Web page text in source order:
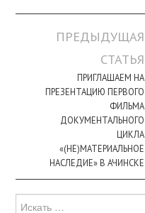
Навигация
ПРЕДЫДУЩАЯ
СТАТЬЯ
ПРИГЛАШАЕМ НА
ПРЕЗЕНТАЦИЮ ПЕРВОГО
ФИЛЬМА
ДОКУМЕНТАЛЬНОГО
ЦИКЛА
«(НЕ)МАТЕРИАЛЬНОЕ
НАСЛЕДИЕ» В АЧИНСКЕ